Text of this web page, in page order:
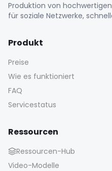
Produktion von
für soziale Netzwerke,
Produkt
Preise
Wie es funktioniert
FAQ
Servicestatus
Ressourcen
Ressourcen-Hub
Video-Modelle